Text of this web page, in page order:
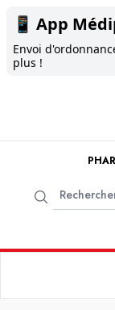
📱 App
Envoi
plus !